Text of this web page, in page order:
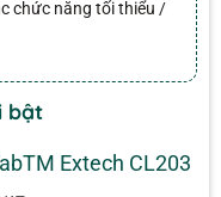
và các chức năng
chức năng tối thiểu /
bật
Extech CL203